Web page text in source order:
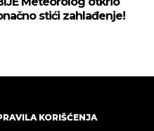
stići zahlađenje!
KORIŠĆENJA